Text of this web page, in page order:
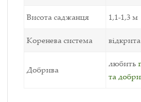
Висота саджанця 1,1-1,3 м
Коренева система відкрита
Добрива
любить
та